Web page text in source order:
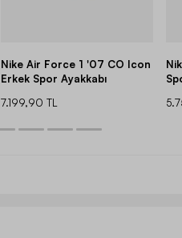
Nike Air Force 1 '07 CO Icon
Erkek Spor Ayakkabı
7.199,90 TL